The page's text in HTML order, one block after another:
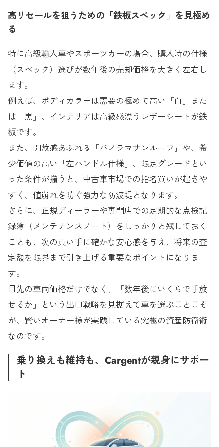
高リセールを狙うための「鉄板スペック」を見極め
る
特に高級輸入車やスポーツカーの場合、購入時の仕様
（スペック）選びが数年後の売却価格を大きく左右し
ます。
例えば、ボディカラーは需要の極めて高い「白」また
は「黒」、インテリアは高級感漂うレザーシートが鉄
板です。
また、開放感あふれる「パノラマサンルーフ」や、希
少価値の高い「左ハンドル仕様」、限定グレードとい
った条件が揃うと、中古車市場での指名買いが起きや
すく、値崩れを防ぐ強力な防波堤となります。
さらに、正規ディーラーや専門店での定期的な点検記
録簿（メンテナンスノート）をしっかりと残しておく
ことも、次の買い手に確かな安心感を与え、将来の査
定額を限界まで引き上げる重要なポイントになりま
す。
目先の車両価格だけでなく、「数年後にいくらで手放
せるか」という出口戦略を見据えて車を選ぶことこそ
が、賢いオーナー様が実践している究極の資産防衛術
なのです。
乗り換えも維持も、Cargentが親身にサポー
ト